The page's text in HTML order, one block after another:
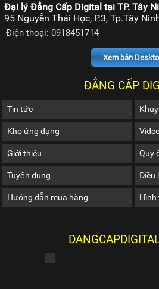
Đại lý Đẳng Cấp Digital tại TP. Tây
95 Nguyễn Thái Học, P.3, Tp.Tây
Điện thoại: 0918451714
Xem bản
ĐẲNG CẤP
Tin tức
Kho ứng dụng
Giới thiệu Quy
Tuyển dụng Điều
Hướng dẫn mua hàng